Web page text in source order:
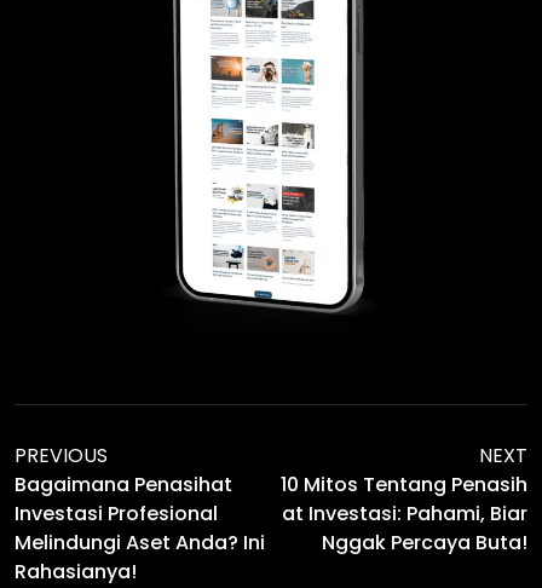
PREVIOUS
Bagaimana Penasihat
Investasi Profesional
Melindungi Aset Anda? Ini
Rahasianya!
NEXT
10 Mitos Tentang Penasih
At Investasi: Pahami, Biar
Nggak Percaya Buta!